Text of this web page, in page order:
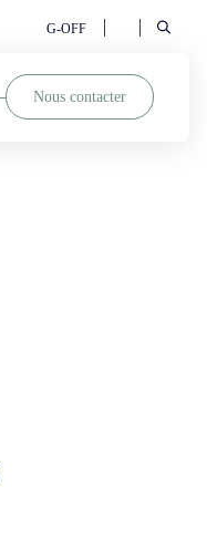
Nous contacter
G-OFF